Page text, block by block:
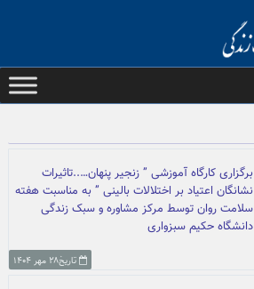
برگزاری کارگاه آموزشی ” زنجیر پنهان…..تاثیرات
نشانگان اعتیاد بر اختلالات بالینی ” به مناسبت هفته
سلامت روان توسط مرکز مشاوره و سبک زندگی
دانشگاه حکیم سبزواری
تاریخ۲۸ مهر ۱۴۰۴